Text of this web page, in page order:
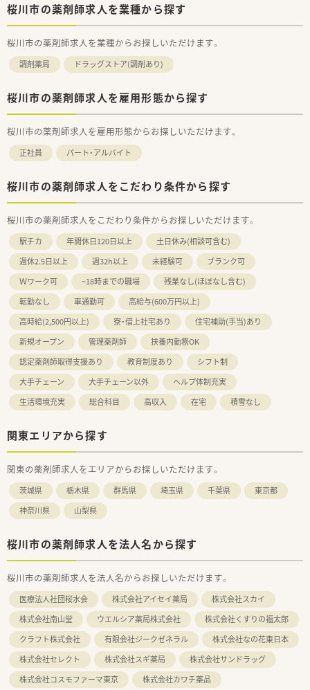
桜川市の薬剤師求人を業種から探す
桜川市の薬剤師求人を業種からお探しいただけます。
調剤薬局 ドラッグストア(調剤あり)
桜川市の薬剤師求人を雇用形態から探す
桜川市の薬剤師求人を雇用形態からお探しいただけます。
正社員 パート・アルバイト
桜川市の薬剤師求人をこだわり条件から探す
桜川市の薬剤師求人をこだわり条件からお探しいただけます。
駅チカ 年間休日120日以上
土日休み(相談可含む)
週休2.5日以上
週32h以上 未経験可
ブランク可
Ｗワーク可
~18時までの職場
残業なし(ほぼなし含む)
転勤なし
車通勤可
高給与(600万円以上)
高時給(2,500円以上)
寮・借上社宅あり
住宅補助(手当)あり
新規オープン
管理薬剤師
扶養内勤務OK
認定薬剤師取得支援あり
教育制度あり
シフト制
大手チェーン
大手チェーン以外
ヘルプ体制充実
生活環境充実
総合科目 高収入 在宅 積雪なし
関東エリアから探す
関東の薬剤師求人をエリアからお探しいただけます。
茨城県 栃木県 群馬県 埼玉県 千葉県
東京都
神奈川県
山梨県
桜川市の薬剤師求人を法人名から探す
桜川市の薬剤師求人を法人名からお探しいただけます。
医療法人社団桜水会 株式会社アイセイ薬局
株式会社スカイ
株式会社南山堂
ウエルシア薬局株式会社
株式会社くすりの福太郎
クラフト株式会社
有限会社ジークゼネラル
株式会社なの花東日本
株式会社セレクト
株式会社スギ薬局
株式会社サンドラッグ
株式会社コスモファーマ東京
株式会社カワチ薬品